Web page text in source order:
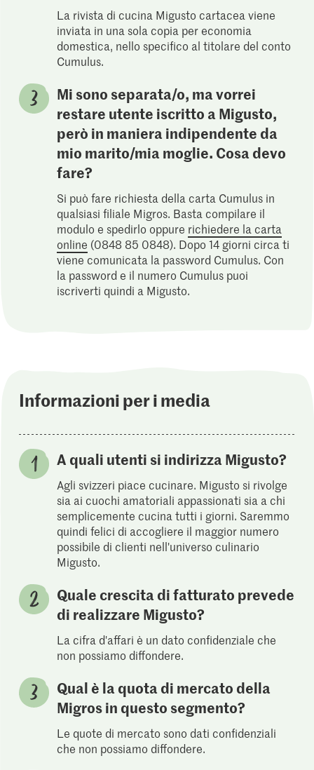
La rivista di cucina Migusto cartacea viene
inviata in una sola copia per economia
domestica, nello specifico al titolare del conto
Cumulus.
Mi sono separata/o, ma vorrei
restare utente iscritto a Migusto,
però in maniera indipendente da
mio marito/mia moglie. Cosa devo
fare?
Si può fare richiesta della carta Cumulus in
qualsiasi filiale Migros. Basta compilare il
modulo e spedirlo oppure richiedere la carta
online (0848 85 0848). Dopo 14 giorni circa ti
viene comunicata la password Cumulus. Con
la password e il numero Cumulus puoi
iscriverti quindi a Migusto.
Informazioni per i media
A quali utenti si indirizza Migusto?
Agli svizzeri piace cucinare. Migusto si rivolge
sia ai cuochi amatoriali appassionati sia a chi
semplicemente cucina tutti i giorni. Saremmo
quindi felici di accogliere il maggior numero
possibile di clienti nell'universo culinario
Migusto.
Quale crescita di fatturato prevede
di realizzare Migusto?
La cifra d'affari è un dato confidenziale che
non possiamo diffondere.
Qual è la quota di mercato della
Migros in questo segmento?
Le quote di mercato sono dati confidenziali
che non possiamo diffondere.